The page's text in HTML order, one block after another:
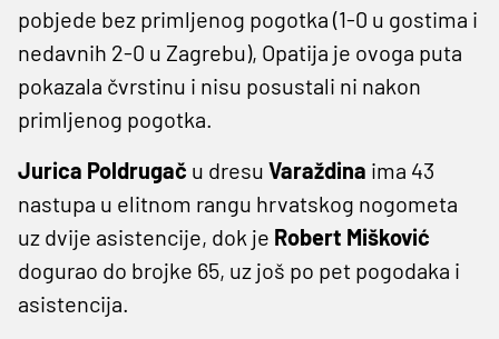
pobjede bez primljenog pogotka (1-0 u gostima i
nedavnih 2-0 u Zagrebu), Opatija je ovoga puta
pokazala čvrstinu i nisu posustali ni nakon
primljenog pogotka.
Jurica Poldrugač u dresu Varaždina ima 43
nastupa u elitnom rangu hrvatskog nogometa
uz dvije asistencije, dok je Robert Mišković
dogurao do brojke 65, uz još po pet pogodaka i
asistencija.